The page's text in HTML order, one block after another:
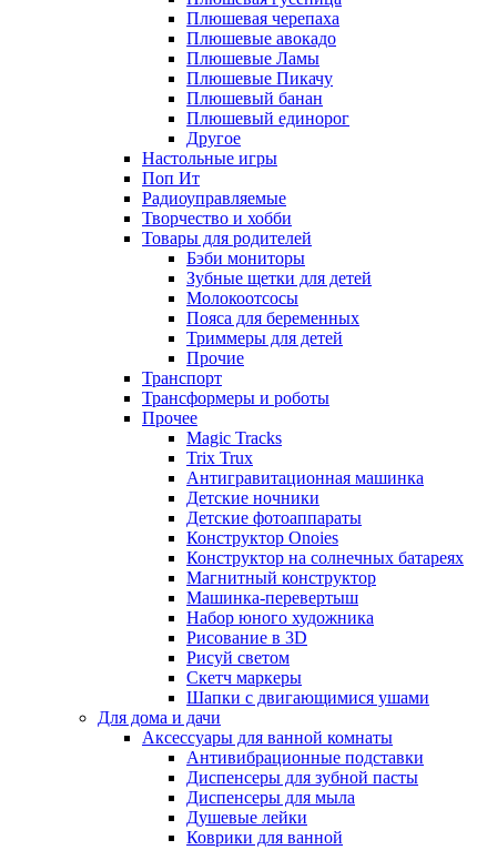
Плюшевая черепаха
Плюшевые авокадо
Плюшевые Ламы
Плюшевые Пикачу
Плюшевый банан
Плюшевый единорог
Другое
Настольные игры
Поп Ит
Радиоуправляемые
Творчество и хобби
Товары для родителей
Бэби мониторы
Зубные щетки для детей
Молокоотсосы
Пояса для беременных
Триммеры для детей
Прочие
Транспорт
Трансформеры и роботы
Прочее
Magic Tracks
Trix Trux
Антигравитационная машинка
Детские ночники
Детские фотоаппараты
Конструктор Onoies
Конструктор на солнечных батареях
Магнитный конструктор
Машинка-перевертыш
Набор юного художника
Рисование в 3D
Рисуй светом
Скетч маркеры
Шапки с двигающимися ушами
Для дома и дачи
Аксессуары для ванной комнаты
Антивибрационные подставки
Диспенсеры для зубной пасты
Диспенсеры для мыла
Душевые лейки
Коврики для ванной